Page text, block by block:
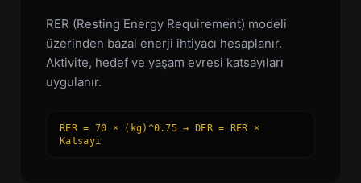
RER (Resting Energy Requirement) modeli
üzerinden bazal enerji ihtiyacı hesaplanır.
Aktivite, hedef ve yaşam evresi katsayıları
uygulanır.
RER = 70 × (kg)^0.75 → DER = RER ×
Katsayı